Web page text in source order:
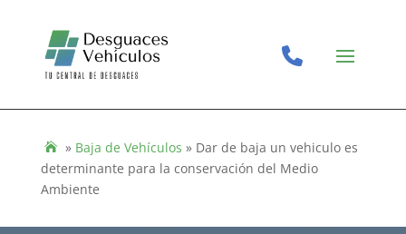
» Baja de Vehículos » Dar de baja un vehiculo es
determinante para la conservación del Medio
Ambiente